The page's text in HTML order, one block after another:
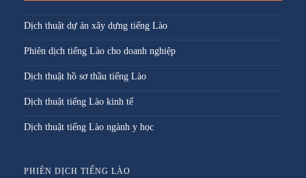
Dịch thuật dự án xây dựng tiếng Lào
Phiên dịch tiếng Lào cho doanh nghiệp
Dịch thuật hồ sơ thầu tiếng Lào
Dịch thuật tiếng Lào kinh tế
Dịch thuật tiếng Lào ngành y học
PHIÊN DỊCH TIẾNG LÀO